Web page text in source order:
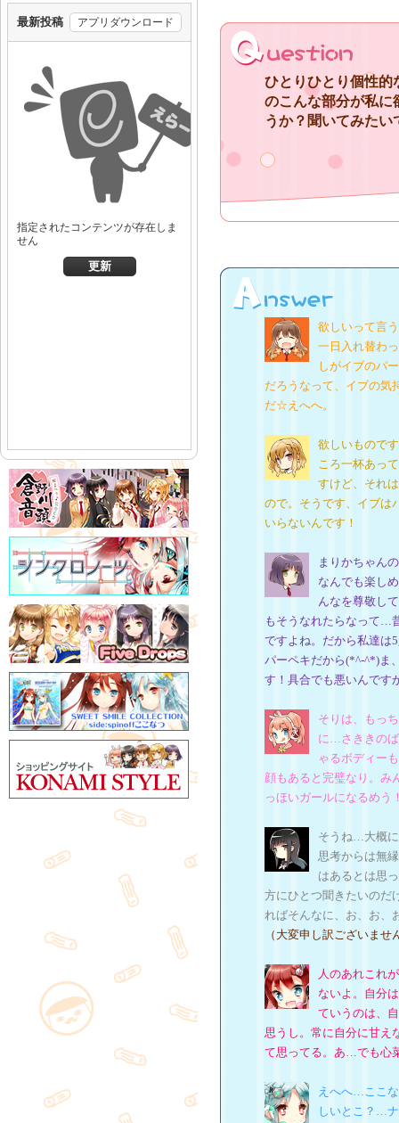
ひとりひとり個性的
のこんな部分が私に
うか？聞いてみたい
欲しいって言
一日入れ替わ
しがイブのパ
だろうなって、イブの気
だ☆えへへ。
欲しいもので
ころ一杯あっ
すけど、それ
ので。そうです、イブは
いらないんです！
まりかちゃん
なんでも楽し
んなを尊敬し
もそうなれたらなって…
ですよね。だから私達は
パーペキだから(*^-^*)ま
す！具合でも悪いんです
そりは、もっ
に…さききの
ゃるボディー
顔もあると完璧なり。み
っほいガールになるめう
そうね…大概
思考からは無
はあるとは思
方にひとつ聞きたいのだ
ればそんなに、お、お、
（大変申し訳ございま
人のあれこれ
ないよ。自分
ていうのは、
思うし。常に自分に甘え
て思ってる。あ…でも心
えへへ…ここ
しいとこ？…